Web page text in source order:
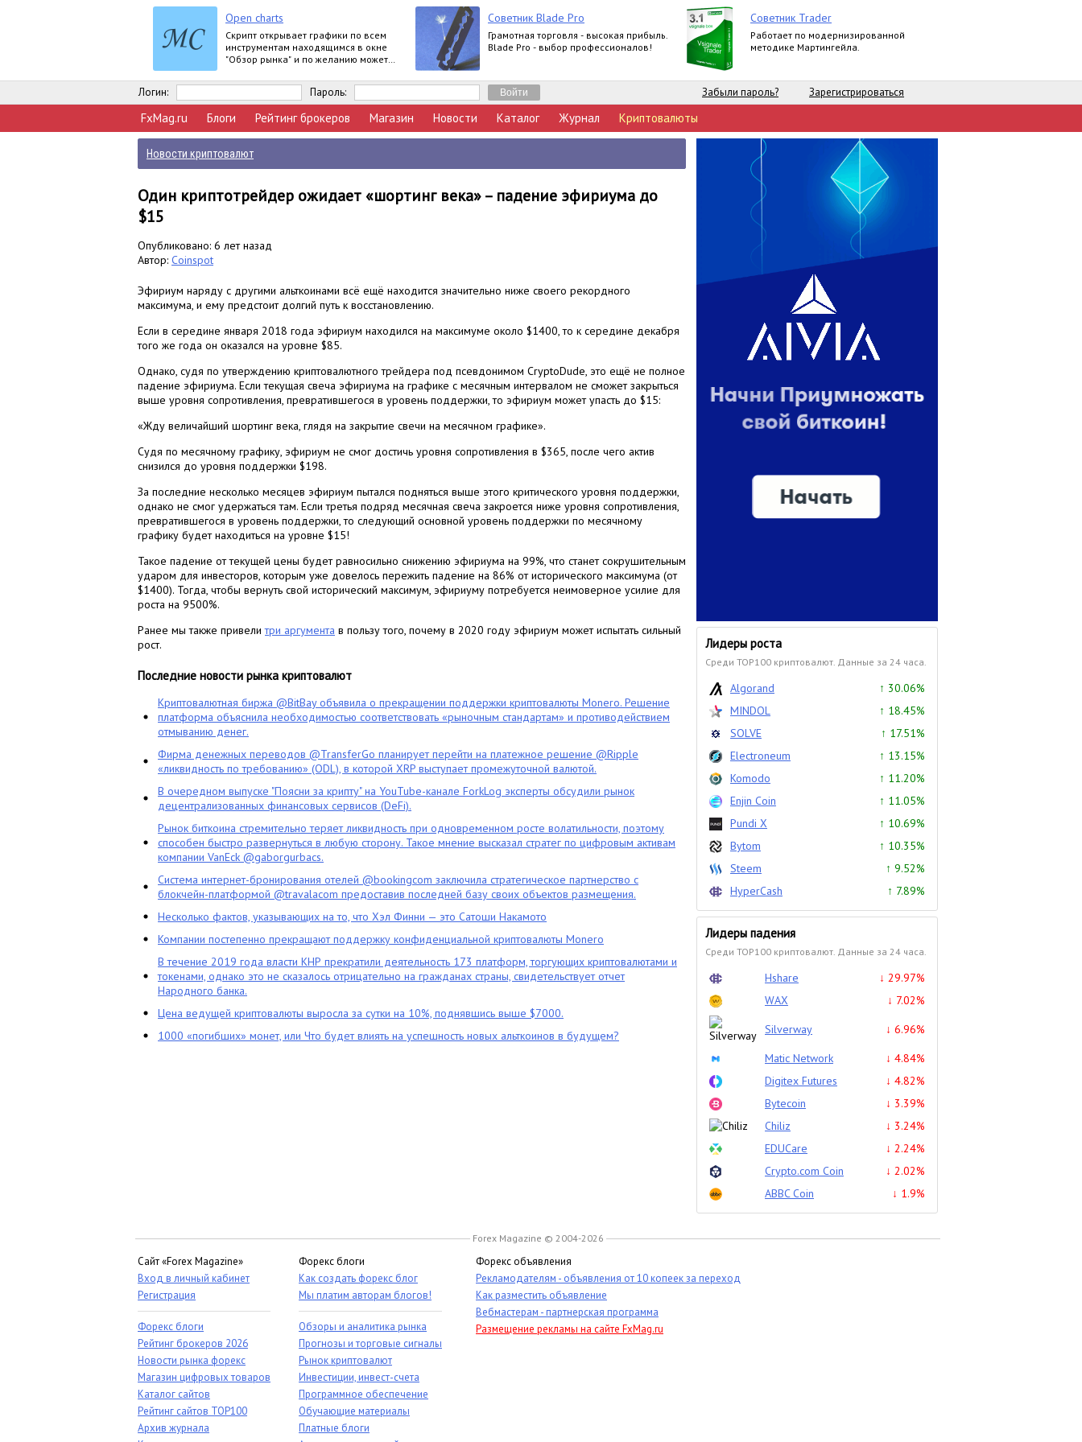
Open charts
Скрипт открывает графики по всем
инструментам находящимся в окне
"Обзор рынка" и по желанию может
шаблон.
Советник Blade Pro
Грамотная торговля - высокая прибыль.
Blade Pro - выбор профессионалов!
Советник Trader
Работает по модернизированной
методике Мартингейла.
Логин: Пароль: Забыли пароль? Зарегистрироваться
FxMag.ru Блоги Рейтинг брокеров Магазин Новости Каталог Журнал Криптовалюты
Новости криптовалют
Один криптотрейдер ожидает «шортинг века» – падение эфириума до
$15
Опубликовано: 6 лет назад
Автор: Coinspot
Эфириум наряду с другими альткоинами всё ещё находится значительно ниже своего рекордного
максимума, и ему предстоит долгий путь к восстановлению.
Если в середине января 2018 года эфириум находился на максимуме около $1400, то к середине декабря
того же года он оказался на уровне $85.
Однако, судя по утверждению криптовалютного трейдера под псевдонимом CryptoDude, это ещё не полное
падение эфириума. Если текущая свеча эфириума на графике с месячным интервалом не сможет закрыться
выше уровня сопротивления, превратившегося в уровень поддержки, то эфириум может упасть до $15:
«Жду величайший шортинг века, глядя на закрытие свечи на месячном графике».
Судя по месячному графику, эфириум не смог достичь уровня сопротивления в $365, после чего актив
снизился до уровня поддержки $198.
За последние несколько месяцев эфириум пытался подняться выше этого критического уровня поддержки,
однако не смог удержаться там. Если третья подряд месячная свеча закроется ниже уровня сопротивления,
превратившегося в уровень поддержки, то следующий основной уровень поддержки по месячному
графику будет находиться на уровне $15!
Такое падение от текущей цены будет равносильно снижению эфириума на 99%, что станет сокрушительным
ударом для инвесторов, которым уже довелось пережить падение на 86% от исторического максимума (от
$1400). Тогда, чтобы вернуть свой исторический максимум, эфириуму потребуется неимоверное усилие для
роста на 9500%.
Ранее мы также привелитри аргумента в пользу того, почему в 2020 году эфириум может испытать сильный
рост.
Последние новости рынка криптовалют
Криптовалютная биржа @BitBay объявила о прекращении поддержки криптовалюты Monero. Решение
платформа объяснила необходимостью соответствовать «рыночным стандартам» и противодействием
отмыванию денег.
Фирма денежных переводов @TransferGo планирует перейти на платежное решение @Ripple
«ликвидность по требованию» (ODL), в которой XRP выступает промежуточной валютой.
В очередном выпуске "Поясни за крипту" на YouTube-канале ForkLog эксперты обсудили рынок
децентрализованных финансовых сервисов (DeFi).
Рынок биткоина стремительно теряет ликвидность при одновременном росте волатильности, поэтому
способен быстро развернуться в любую сторону. Такое мнение высказал стратег по цифровым активам
компании VanEck @gaborgurbacs.
Система интернет-бронирования отелей @bookingcom заключила стратегическое партнерство с
блокчейн-платформой @travalacom предоставив последней базу своих объектов размещения.
Несколько фактов, указывающих на то, что Хэл Финни — это Сатоши Накамото
Компании постепенно прекращают поддержку конфиденциальной криптовалюты Monero
В течение 2019 года власти КНР прекратили деятельность 173 платформ, торгующих криптовалютами и
токенами, однако это не сказалось отрицательно на гражданах страны, свидетельствует отчет
Народного банка.
Цена ведущей криптовалюты выросла за сутки на 10%, поднявшись выше $7000.
1000 «погибших» монет, или Что будет влиять на успешность новых альткоинов в будущем?
Лидеры роста
Среди TOP100 криптовалют. Данные за 24 часа.
Algorand
↑ 30.06%
MINDOL
↑ 18.45%
SOLVE
↑ 17.51%
Electroneum
↑ 13.15%
Komodo
↑ 11.20%
Enjin Coin
↑ 11.05%
Pundi X
↑ 10.69%
Bytom
↑ 10.35%
Steem
↑ 9.52%
HyperCash
↑ 7.89%
Лидеры падения
Среди TOP100 криптовалют. Данные за 24 часа.
Hshare
↓ 29.97%
WAX
↓ 7.02%
Silverway
↓ 6.96%
Matic Network
↓ 4.84%
Digitex Futures
↓ 4.82%
Bytecoin
↓ 3.39%
Chiliz
↓ 3.24%
EDUCare
↓ 2.24%
Crypto.com Coin
↓ 2.02%
ABBC Coin
↓ 1.9%
Forex Magazine © 2004-2026
Сайт «Forex Magazine»
Вход в личный кабинет
Регистрация
Форекс блоги
Рейтинг брокеров 2026
Новости рынка форекс
Магазин цифровых товаров
Каталог сайтов
Рейтинг сайтов TOP100
Архив журнала
Форекс блоги
Как создать форекс блог
Мы платим авторам блогов!
Обзоры и аналитика рынка
Прогнозы и торговые сигналы
Рынок криптовалют
Инвестиции, инвест-счета
Программное обеспечение
Обучающие материалы
Платные блоги
Форекс объявления
Рекламодателям - объявления от 10 копеек за переход
Как разместить объявление
Вебмастерам - партнерская программа
Размещение рекламы на сайте FxMag.ru